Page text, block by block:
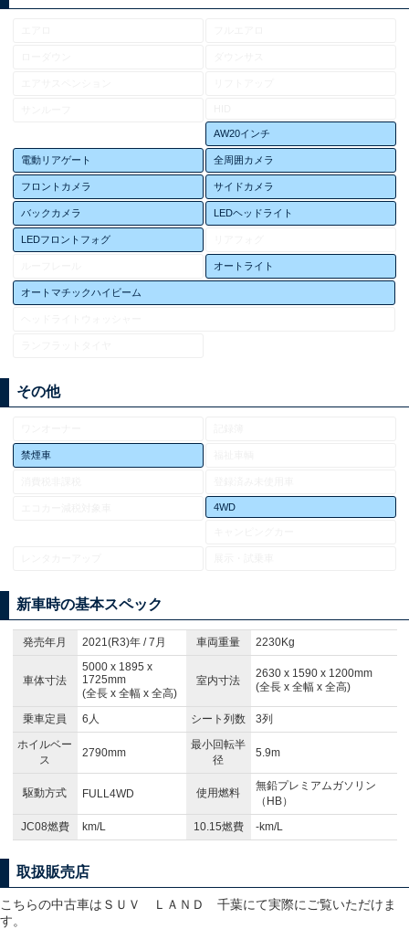
AW20インチ
電動リアゲート 全周囲カメラ
フロントカメラ サイドカメラ
バックカメラ LEDヘッドライト
LEDフロントフォグ
オートライト
オートマチックハイビーム
その他
禁煙車
4WD
新車時の基本スペック
発売年月 2021(R3)年 / 7月 車両重量 2230Kg
車体寸法
5000 x 1895 x
1725mm
(全長 x 全幅 x 全高)
室内寸法
2630 x 1590 x 1200mm
(全長 x 全幅 x 全高)
乗車定員 6人 シート列数
3列
ホイルベー
ス
2790mm
最小回転半
径
5.9m
駆動方式 FULL4WD 使用燃料
無鉛プレミアムガソリン
（HB）
JC08燃費
km/L 10.15燃費 -km/L
取扱販売店
こちらの中古車はＳＵＶ ＬＡＮＤ 千葉にて実際にご覧いただけま
す。